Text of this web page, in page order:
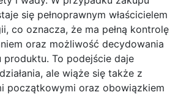
się pełnoprawnym właścicielem
co oznacza, że ma pełną kontrolę
oraz możliwość decydowania
To podejście daje
ale wiąże się także z
początkowymi oraz obowiązkiem